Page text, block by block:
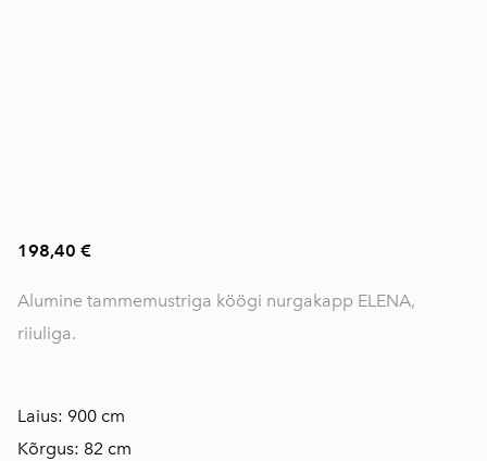
198,40 €
Alumine tammemustriga köögi nurgakapp ELENA,
riiuliga.
Laius: 900 cm
Kõrgus: 82 cm